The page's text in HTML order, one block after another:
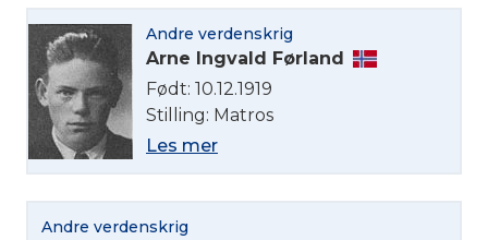
Andre verdenskrig
Arne Ingvald Førland
Født: 10.12.1919
Stilling: Matros
Les mer
Andre verdenskrig